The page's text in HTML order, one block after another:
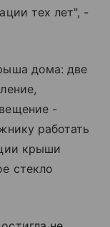
тех лет", -
дома: две
-
работать
крыши
стекло